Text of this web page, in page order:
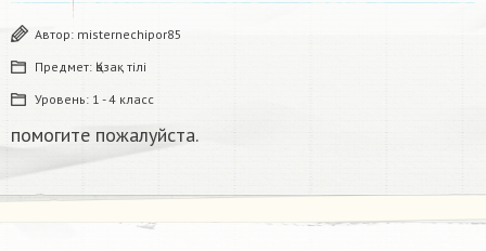
Автор: misternechipor85
Предмет: Қазақ тiлi
Уровень: 1 - 4 класс
помогите пожалуйста.